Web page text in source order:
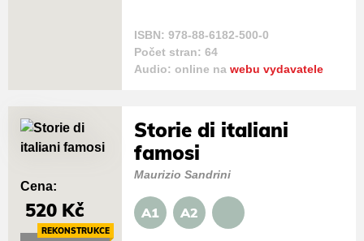
ISBN: 978-88-6182-500-0
Počet stran: 64
Audio: online na webu vydavatele
Storie di italiani
famosi
Maurizio Sandrini
A1 A2
Cena:
520 Kč
REKONSTRUKCE